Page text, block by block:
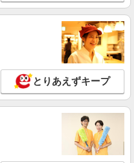
望の働き方が叶う有料住宅のス
〜2125円 ＜日払い有/週払い有/交
詳細を見る
キレイな病院で介護補助/事務
とりあえずキープ